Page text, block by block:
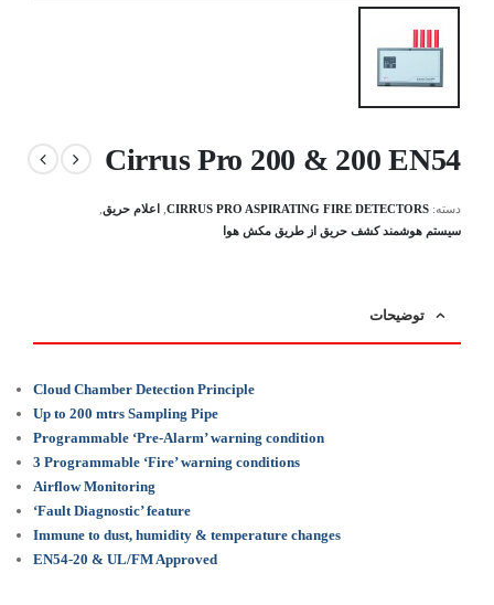
Cirrus Pro 200 & 200 EN54
دسته: CIRRUS PRO ASPIRATING FIRE DETECTORS اعلام حریق
سیستم هوشمند کشف حریق از طریق مکش هوا
توضیحات
Cloud Chamber Detection Principle
Up to 200 mtrs Sampling Pipe
Programmable ‘Pre-Alarm’ warning condition
3 Programmable ‘Fire’ warning conditions
Airflow Monitoring
‘Fault Diagnostic’ feature
Immune to dust, humidity & temperature changes
EN54-20 & UL/FM Approved